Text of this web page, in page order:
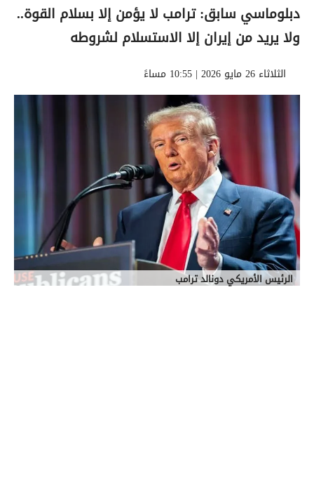
دبلوماسي سابق: ترامب لا يؤمن إلا بسلام القوة..
ولا يريد من إيران إلا الاستسلام لشروطه
الثلاثاء 26 مايو 2026 | 10:55 مساءً
الرئيس الأمريكي دونالد ترامب